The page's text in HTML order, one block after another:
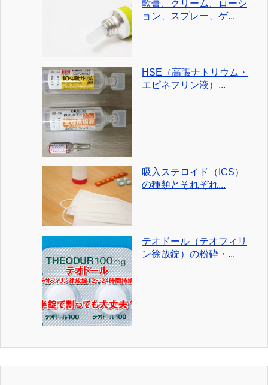
軟膏、クリーム、ローシ
ョン、スプレー、ゲ...
HSE（高張ナトリウム・
エピネフリン液）...
吸入ステロイド（ICS）
の種類とそれぞれ...
テオドール（テオフィリ
ン徐放錠）の粉砕・...